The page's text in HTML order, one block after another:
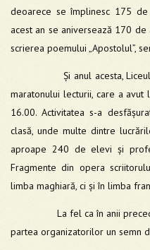
deoarece se împlinesc 175
acest an se aniversează 170
scrierea poemului „Apostolul”,
Și anul acesta, Liceul
maratonului lecturii, care a
16.00. Activitatea s-a
clasă, unde multe dintre
aproape 240 de elevi și
Fragmente din opera
limba maghiară, ci și în limba
La fel ca în anii
partea organizatorilor un semn